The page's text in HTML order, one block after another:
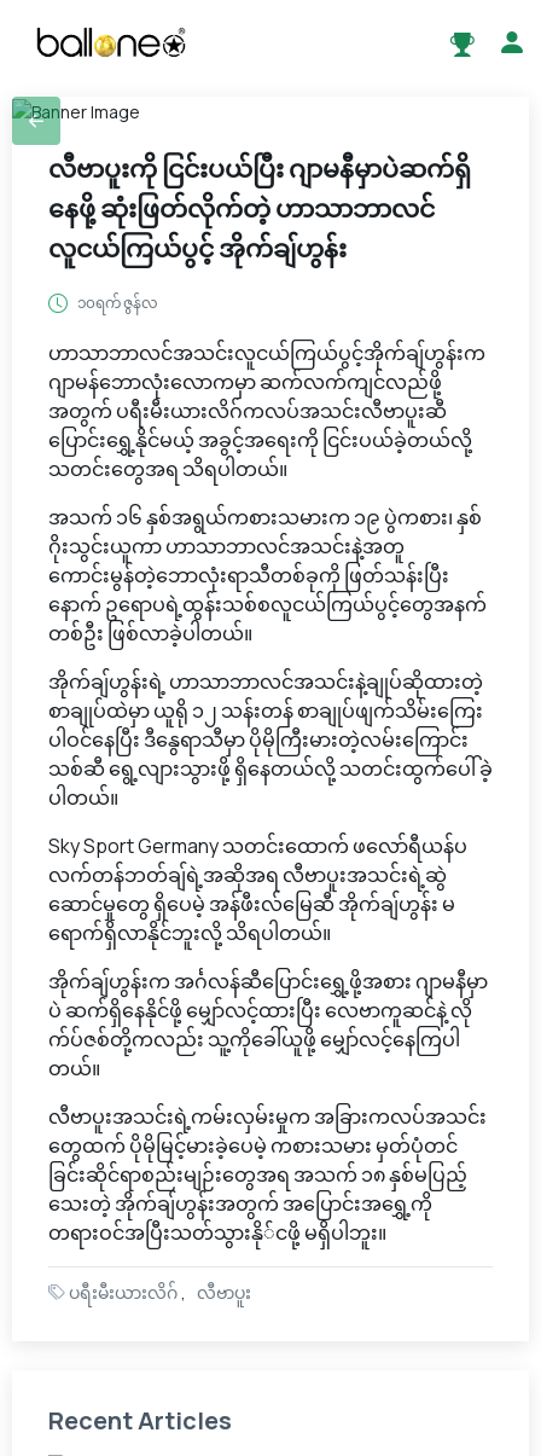
လီဗာပူးကို ငြင်းပယ်ပြီး ဂျာမနီမှာပဲဆက်ရှိ
နေဖို့ ဆုံးဖြတ်လိုက်တဲ့ ဟာသာဘာလင်
လူငယ်ကြယ်ပွင့် အိုက်ချ်ဟွန်း
၁၀ရက် ဇွန်လ
ဟာသာဘာလင်အသင်းလူငယ်ကြယ်ပွင့်အိုက်ချ်ဟွန်းက
ဂျာမန်ဘောလုံးလောကမှာ ဆက်လက်ကျင်လည်ဖို့
အတွက် ပရီးမီးယားလိဂ်ကလပ်အသင်းလီဗာပူးဆီ
ပြောင်းရွှေ့နိုင်မယ့် အခွင့်အရေးကို ငြင်းပယ်ခဲ့တယ်လို့
သတင်းတွေအရ သိရပါတယ်။
အသက် ၁၆ နှစ်အရွယ်ကစားသမားက ၁၉ ပွဲကစား၊ နှစ်
ဂိုးသွင်းယူကာ ဟာသာဘာလင်အသင်းနဲ့အတူ
ကောင်းမွန်တဲ့ဘောလုံးရာသီတစ်ခုကို ဖြတ်သန်းပြီး
နောက် ဥရောပရဲ့ထွန်းသစ်စလူငယ်ကြယ်ပွင့်တွေအနက်
တစ်ဦး ဖြစ်လာခဲ့ပါတယ်။
အိုက်ချ်ဟွန်းရဲ့ ဟာသာဘာလင်အသင်းနဲ့ချုပ်ဆိုထားတဲ့
စာချုပ်ထဲမှာ ယူရို ၁၂ သန်းတန် စာချုပ်ဖျက်သိမ်းကြေး
ပါဝင်နေပြီး ဒီနွေရာသီမှာ ပိုမိုကြီးမားတဲ့လမ်းကြောင်း
သစ်ဆီ ရွေ့လျားသွားဖို့ ရှိနေတယ်လို့ သတင်းထွက်ပေါ်ခဲ့
ပါတယ်။
Sky Sport Germany သတင်းထောက် ဖလော်ရီယန်ပ
လက်တန်ဘတ်ချ်ရဲ့အဆိုအရ လီဗာပူးအသင်းရဲ့ဆွဲ
ဆောင်မှုတွေ ရှိပေမဲ့ အန်ဖီးလ်မြေဆီ အိုက်ချ်ဟွန်း မ
ရောက်ရှိလာနိုင်ဘူးလို့ သိရပါတယ်။
အိုက်ချ်ဟွန်းက အင်္ဂလန်ဆီပြောင်းရွှေ့ဖို့အစား ဂျာမနီမှာ
ပဲ ဆက်ရှိနေနိုင်ဖို့ မျှော်လင့်ထားပြီး လေဗာကူဆင်နဲ့ လို
က်ပ်ဇစ်တို့ကလည်း သူ့ကိုခေါ်ယူဖို့ မျှော်လင့်နေကြပါ
တယ်။
လီဗာပူးအသင်းရဲ့ကမ်းလှမ်းမှုက အခြားကလပ်အသင်း
တွေထက် ပိုမိုမြင့်မားခဲ့ပေမဲ့ ကစားသမား မှတ်ပုံတင်
ခြင်းဆိုင်ရာစည်းမျဉ်းတွေအရ အသက် ၁၈ နှစ်မပြည့်
သေးတဲ့ အိုက်ချ်ဟွန်းအတွက် အပြောင်းအရွှေ့ကို
တရားဝင်အပြီးသတ်သွားနို်ငဖို့ မရှိပါဘူး။
ပရီးမီးယားလိဂ် လီဗာပူး
Recent Articles